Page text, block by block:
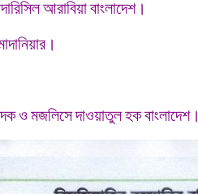
আরাবিয়া বাংলাদেশ।
।
ও মজলিসে দাওয়াতুল হক বাংলাদেশ।